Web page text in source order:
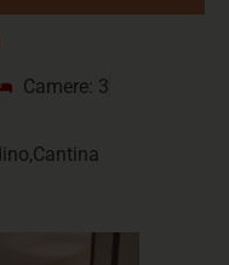
Camere: 3